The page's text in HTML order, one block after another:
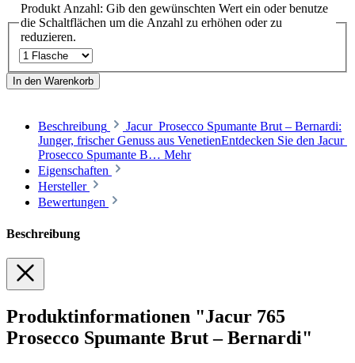
Produkt Anzahl: Gib den gewünschten Wert ein oder benutze
die Schaltflächen um die Anzahl zu erhöhen oder zu
reduzieren.
In den Warenkorb
Beschreibung
Jacur Prosecco Spumante Brut – Bernardi:
Junger, frischer Genuss aus VenetienEntdecken Sie den Jacur
Prosecco Spumante B… Mehr
Eigenschaften
Hersteller
Bewertungen
Beschreibung
Produktinformationen "Jacur 765
Prosecco Spumante Brut – Bernardi"